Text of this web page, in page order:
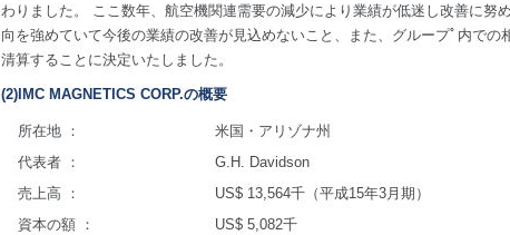
わりました。 ここ数年、航空機関連需要の減少により業績が低迷し改善に努
向を強めていて今後の業績の改善が見込めないこと、また、グループﾟ内で
清算することに決定いたしました。
(2)IMC MAGNETICS CORP.の概要
所在地 ：
米国・アリゾナ州
代表者 ：
G.H. Davidson
売上高 ：
US$ 13,564千（平成15年3月期）
資本の額 ：
US$ 5,082千